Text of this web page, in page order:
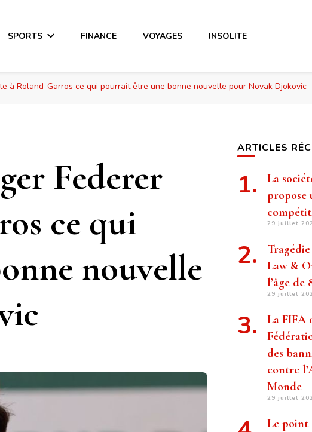
SPORTS FINANCE VOYAGES INSOLITE
à Roland-Garros ce qui pourrait être une bonne nouvelle pour Novak Djokovic
Federer
ce qui
nouvelle
ARTICLES
La
propose
29 juillet
Law &
l’âge de
29 juillet
La FIFA
des
contre
Monde
29 juillet
Le point